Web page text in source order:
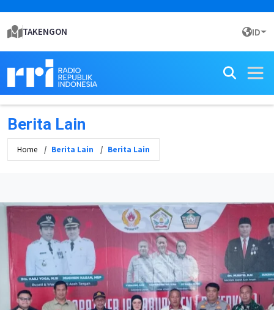
TAKENGON ID
Berita Lain
Home Berita Lain Berita Lain